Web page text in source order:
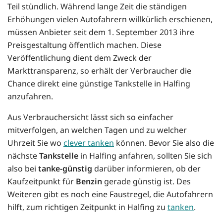
Teil stündlich. Während lange Zeit die ständigen
Erhöhungen vielen Autofahrern willkürlich erschienen,
müssen Anbieter seit dem 1. September 2013 ihre
Preisgestaltung öffentlich machen. Diese
Veröffentlichung dient dem Zweck der
Markttransparenz, so erhält der Verbraucher die
Chance direkt eine günstige Tankstelle in Halfing
anzufahren.
Aus Verbrauchersicht lässt sich so einfacher
mitverfolgen, an welchen Tagen und zu welcher
Uhrzeit Sie wo clever tanken können. Bevor Sie also die
nächsteTankstelle in Halfing anfahren, sollten Sie sich
also bei tanke-günstig darüber informieren, ob der
Kaufzeitpunkt für Benzin gerade günstig ist. Des
Weiteren gibt es noch eine Faustregel, die Autofahrern
hilft, zum richtigen Zeitpunkt in Halfing zu tanken.